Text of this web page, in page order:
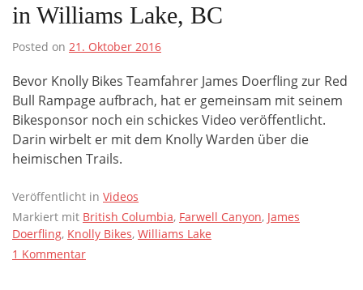
in Williams Lake, BC
Posted on 21. Oktober 2016
Bevor Knolly Bikes Teamfahrer James Doerfling zur Red
Bull Rampage aufbrach, hat er gemeinsam mit seinem
Bikesponsor noch ein schickes Video veröffentlicht.
Darin wirbelt er mit dem Knolly Warden über die
heimischen Trails.
Veröffentlicht in Videos
Markiert mit British Columbia, Farwell Canyon, James
Doerfling, Knolly Bikes, Williams Lake
1 Kommentar